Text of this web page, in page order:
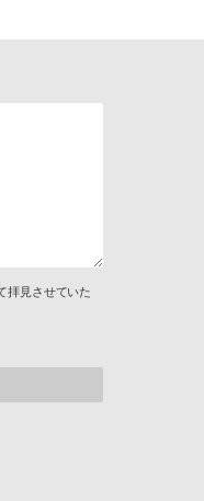
拝見させていた